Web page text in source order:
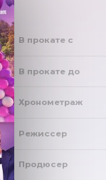
В прокате с
В прокате до
Хронометраж
Режиссер
Продюсер